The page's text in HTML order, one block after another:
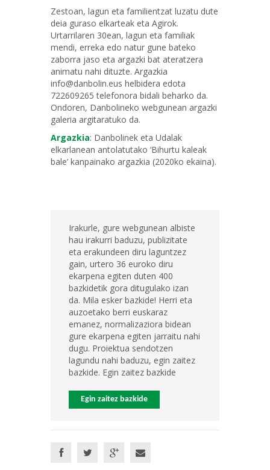
Zestoan, lagun eta familientzat luzatu dute
deia guraso elkarteak eta Agirok.
Urtarrilaren 30ean, lagun eta familiak
mendi, erreka edo natur gune bateko
zaborra jaso eta argazki bat ateratzera
animatu nahi dituzte. Argazkia
info@danbolin.eus helbidera edota
722609265 telefonora bidali beharko da.
Ondoren, Danbolineko webgunean argazki
galeria argitaratuko da.
Argazkia: Danbolinek eta Udalak
elkarlanean antolatutako ‘Bihurtu kaleak
bale’ kanpainako argazkia (2020ko ekaina).
Irakurle, gure webgunean albiste
hau irakurri baduzu, publizitate
eta erakundeen diru laguntzez
gain, urtero 36 euroko diru
ekarpena egiten duten 400
bazkidetik gora ditugulako izan
da. Mila esker bazkide! Herri eta
auzoetako berri euskaraz
emanez, normalizaziora bidean
gure ekarpena egiten jarraitu nahi
dugu. Proiektua sendotzen
lagundu nahi baduzu, egin zaitez
bazkide. Egin zaitez bazkide
Egin zaitez bazkide